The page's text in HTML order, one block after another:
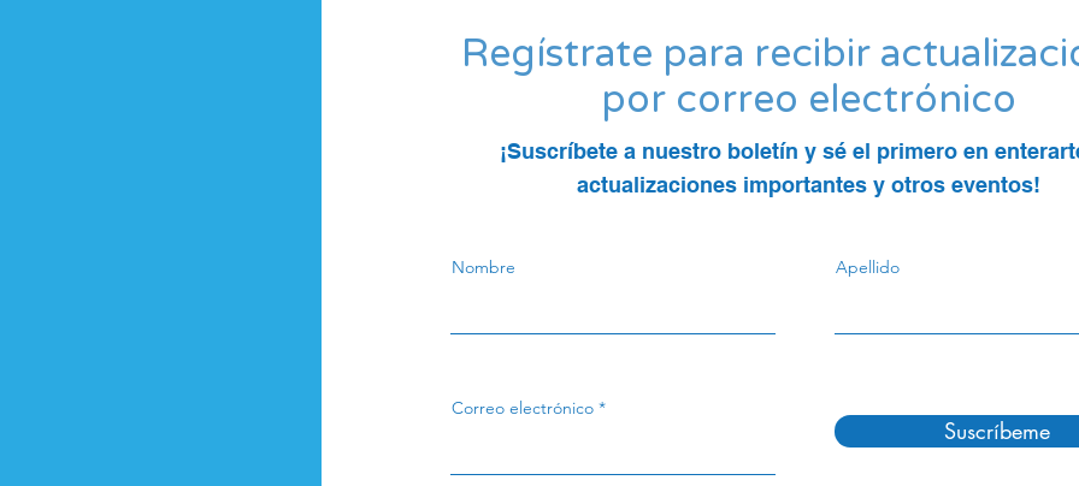
Regístrate para recibir
por correo electrónico
¡Suscríbete a nuestro boletín y sé el primero en
actualizaciones importantes y otros eventos!
Nombre Apellido
Correo electrónico
Suscríbeme